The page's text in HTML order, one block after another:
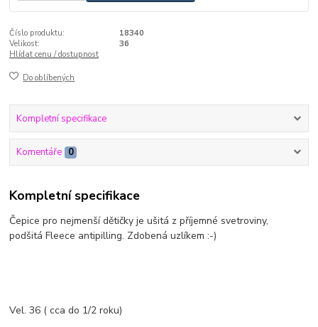
Číslo produktu:
18340
Velikost:
36
Hlídat cenu / dostupnost
Do oblíbených
Kompletní specifikace
Komentáře 0
Kompletní specifikace
Čepice pro nejmenší dětičky je ušitá z příjemné svetroviny,
podšitá Fleece antipilling. Zdobená uzlíkem :-)
Vel. 36 ( cca do 1/2 roku)